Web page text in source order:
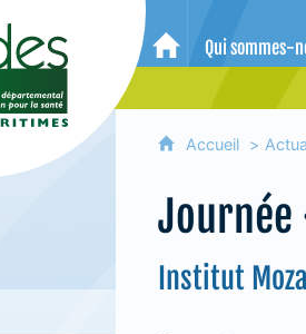
CoDES 06 - Comité départemental
Accueil
Qui sommes-
Accueil
Institut